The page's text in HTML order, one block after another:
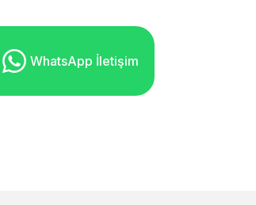
WhatsApp İletişim